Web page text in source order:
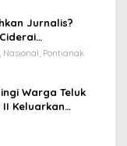
Jurnalis?
Pontianak
Warga Teluk
II Keluarkan
Konflik Lahan PT